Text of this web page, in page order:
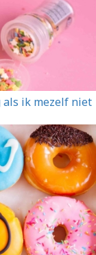
als ik mezelf niet